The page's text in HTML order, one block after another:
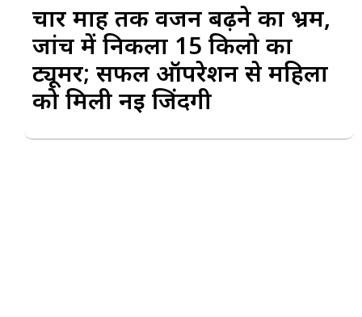
चार माह तक वजन बढ़ने का भ्रम,
जांच में निकला 15 किलो का
ट्यूमर; सफल ऑपरेशन से महिला
को मिली नई जिंदगी